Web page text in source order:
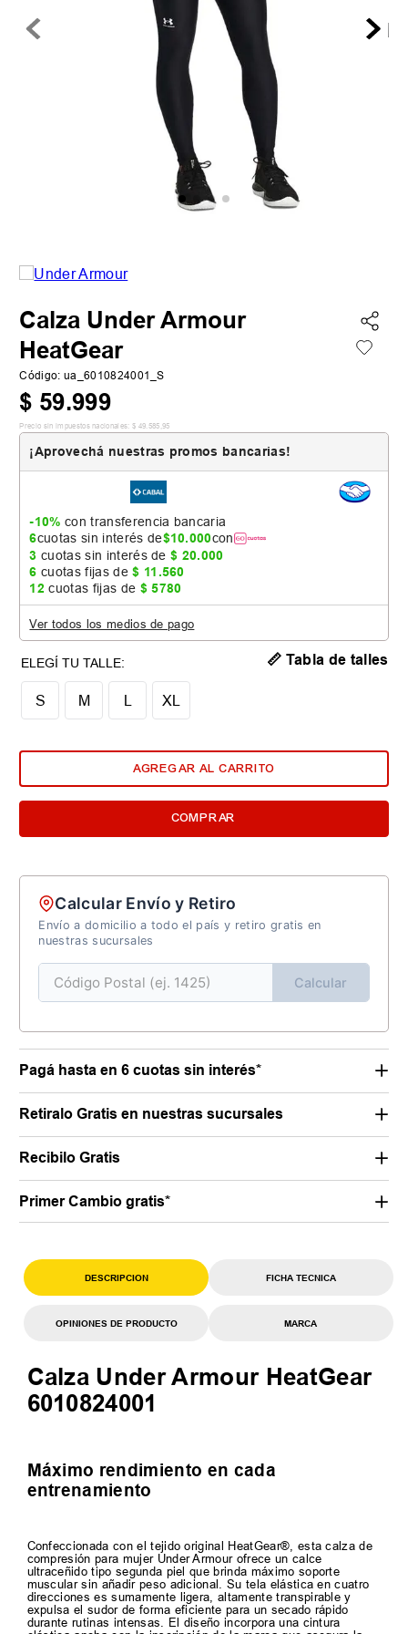
Calza Under Armour
HeatGear
Código: ua_6010824001_S
$ 59.999
Precio sin impuestos nacionales: $ 49.585 ,95
¡Aprovechá nuestras promos bancarias!
-10% con transferencia bancaria
6cuotas sin interés de$10.000con
3 cuotas sin interés de$ 20.000
6 cuotas fijas de$ 11 .560
12 cuotas fijas de $ 5780
Ver todos los medios de pago
S L
M XL
📏 Tabla de talles
AGREGAR AL CARRITO
COMPRAR
Calcular Envío y Retiro
Envío a domicilio a todo el país y retiro gratis en
nuestras sucursales
Calcular
Pagá hasta en 6 cuotas sin interés*
Retiralo Gratis en nuestras sucursales
Recibilo Gratis
Primer Cambio gratis*
DESCRIPCION FICHA TECNICA
OPINIONES DE PRODUCTO MARCA
Calza Under Armour HeatGear
6010824001
Máximo rendimiento en cada
entrenamiento
Confeccionada con el tejido original HeatGear®, esta calza de
compresión para mujer Under Armour ofrece un calce
ultraceñido tipo segunda piel que brinda máximo soporte
muscular sin añadir peso adicional. Su tela elástica en cuatro
direcciones es sumamente ligera, altamente transpirable y
expulsa el sudor de forma eficiente para un secado rápido
durante rutinas intensas. El diseño incorpora una cintura